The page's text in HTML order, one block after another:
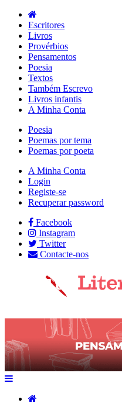
Escritores
Livros
Provérbios
Pensamentos
Poesia
Textos
Também Escrevo
Livros infantis
A Minha Conta
Poesia
Poemas por tema
Poemas por poeta
A Minha Conta
Login
Registe-se
Recuperar password
Facebook
Instagram
Twitter
Contacte-nos